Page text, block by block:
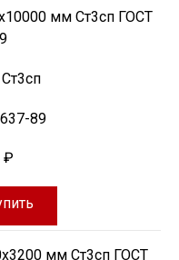
мм Ст3сп ГОСТ
Ст3сп
89
₽
мм Ст3сп ГОСТ